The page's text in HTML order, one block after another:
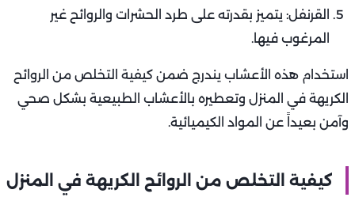
القرنفل: يتميز بقدرته على طرد الحشرات والروائح غير
المرغوب فيها.
استخدام هذه الأعشاب يندرج ضمن كيفية التخلص من الروائح
الكريهة في المنزل وتعطيره بالأعشاب الطبيعية بشكل صحي
وآمن بعيداً عن المواد الكيميائية.
كيفية التخلص من الروائح الكريهة في المنزل